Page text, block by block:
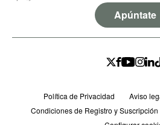
Apúntate
Política de Privacidad
Aviso
Condiciones de Registro y Suscripción